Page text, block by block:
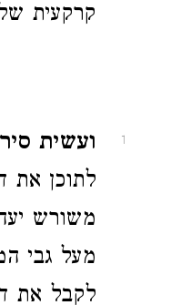
קרקעית
1 ועשית
לתוכן את
משורש
מעל גבי
לקבל את